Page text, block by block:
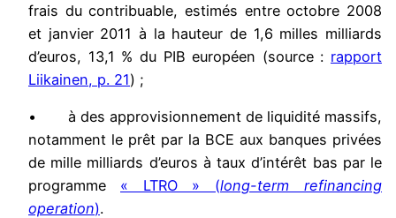
frais du contribuable, estimés entre octobre 2008
et janvier 2011 à la hauteur de 1,6 milles milliards
d’euros, 13,1 % du PIB européen (source : rapport
Liikainen, p. 21) ;
• à des approvisionnement de liquidité massifs,
notamment le prêt par la BCE aux banques privées
de mille milliards d’euros à taux d’intérêt bas par le
programme « LTRO » (long-term refinancing
operation).